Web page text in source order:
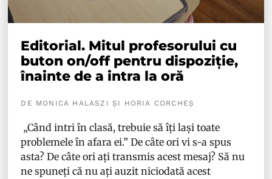
Editorial. Mitul profesorului cu
buton on/off pentru dispoziție,
înainte de a intra la oră
DE MONICA HALASZI ȘI HORIA CORCHEȘ
„Când intri în clasă, trebuie să îți lași toate
problemele în afara ei.” De câte ori vi s-a spus
asta? De câte ori ați transmis acest mesaj? Să nu
ne spuneți că nu ați auzit niciodată acest